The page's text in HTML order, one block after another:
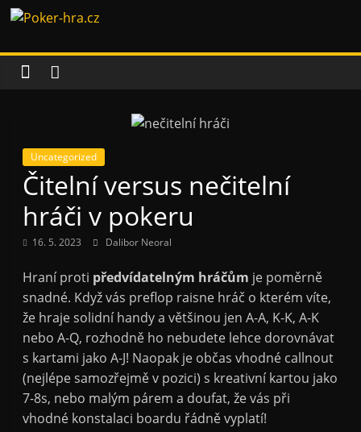
Přeskočit
obsah
Poker-
hra.cz
pokeru
Uncategorized
Čitelní versus nečitelní
hráči v pokeru
16. 5. 2023 Dalibor Neoral
Hraní proti předvídatelným hráčům je poměrně
snadné. Když vás preflop raisne hráč o kterém víte,
že hraje solidní handy a většinou jen A-A, K-K, A-K
nebo A-Q, rozhodně ho nebudete lehce dorovnávat
s kartami jako A-J! Naopak je občas vhodné callnout
(nejlépe samozřejmě v pozici) s kreativní kartou jako
7-8s, nebo malým párem a doufat, že vás při
vhodné konstalaci boardu řádně vyplatí!